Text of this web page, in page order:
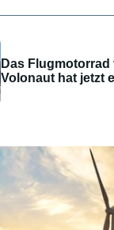
Das Flugmotorrad
Volonaut hat jetzt